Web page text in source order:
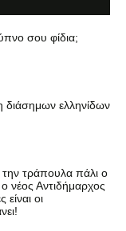
σου φίδια;
ελληνίδων
τράπουλα πάλι ο
νέος Αντιδήμαρχος
είναι οι